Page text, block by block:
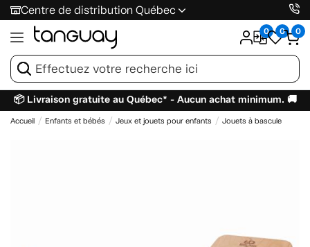
Centre de distribution Québec
0 0 0
📦 Livraison gratuite au Québec* - Aucun achat minimum. 🚚
Accueil Enfants et bébés Jeux et jouets pour enfants Jouets à bascule